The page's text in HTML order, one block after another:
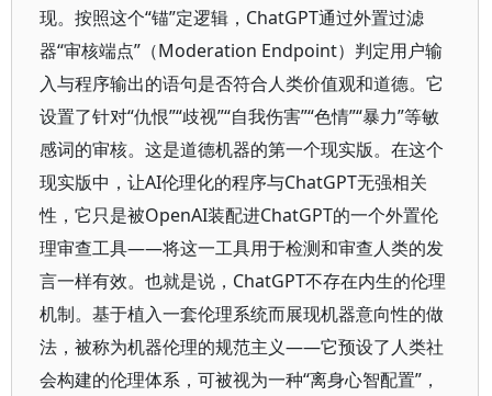
现。按照这个“锚”定逻辑，ChatGPT通过外置过滤
器“审核端点”（Moderation Endpoint）判定用户输
入与程序输出的语句是否符合人类价值观和道德。它
设置了针对“仇恨”“歧视”“自我伤害”“色情”“暴力”等敏
感词的审核。这是道德机器的第一个现实版。在这个
现实版中，让AI伦理化的程序与ChatGPT无强相关
性，它只是被OpenAI装配进ChatGPT的一个外置伦
理审查工具——将这一工具用于检测和审查人类的发
言一样有效。也就是说，ChatGPT不存在内生的伦理
机制。基于植入一套伦理系统而展现机器意向性的做
法，被称为机器伦理的规范主义——它预设了人类社
会构建的伦理体系，可被视为一种“离身心智配置”，